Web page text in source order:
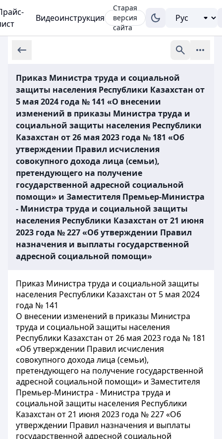
Видеоинструкция
Старая
версия
сайта
Приказ Министра труда и социальной
защиты населения Республики Казахстан от
5 мая 2024 года № 141 «О внесении
изменений в приказы Министра труда и
социальной защиты населения Республики
Казахстан от 26 мая 2023 года № 181 «Об
утверждении Правил исчисления
совокупного дохода лица (семьи),
претендующего на получение
государственной адресной социальной
помощи» и Заместителя Премьер-Министра
- Министра труда и социальной защиты
населения Республики Казахстан от 21 июня
2023 года № 227 «Об утверждении Правил
назначения и выплаты государственной
адресной социальной помощи»
Приказ Министра труда и социальной защиты
населения Республики Казахстан от 5 мая 2024
года № 141
О внесении изменений в приказы Министра
труда и социальной защиты населения
Республики Казахстан от 26 мая 2023 года № 181
«Об утверждении Правил исчисления
совокупного дохода лица (семьи),
претендующего на получение государственной
адресной социальной помощи» и Заместителя
Премьер-Министра - Министра труда и
социальной защиты населения Республики
Казахстан от 21 июня 2023 года № 227 «Об
утверждении Правил назначения и выплаты
государственной адресной социальной